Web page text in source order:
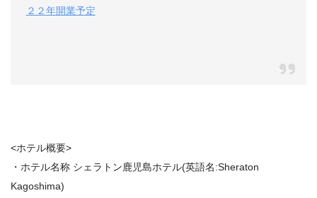
２２年開業予定
<ホテル概要>
・ホテル名称 シェラトン鹿児島ホテル(英語名:Sheraton
Kagoshima)